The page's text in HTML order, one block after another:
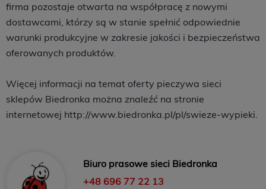
firma pozostaje otwarta na współpracę z nowymi
dostawcami, którzy są w stanie spełnić odpowiednie
warunki produkcyjne w zakresie jakości i bezpieczeństwa
oferowanych produktów.
Więcej informacji na temat oferty pieczywa sieci
sklepów Biedronka można znaleźć na stronie
internetowej http://www.biedronka.pl/pl/swieze-wypieki.
Biuro prasowe sieci Biedronka
+48 696 77 22 13